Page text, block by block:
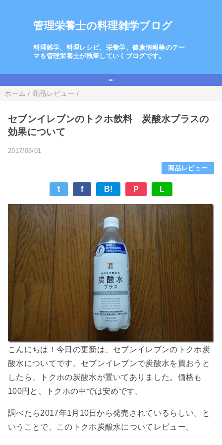
管理栄養士の料理雑学ブログ
料理雑学、料理レシピ、栄養学、健康情報等のテー
マを管理栄養士が執筆していくブログです。
=
ホーム / 商品レビュー /
セブンイレブンのトクホ飲料 炭酸水プラスの
効果について
2017/08/01
商品レビュー
t f B! P L
こんにちは！今日の更新は、セブンイレブンのトクホ炭
酸水についてです。セブンイレブンで炭酸水を買おうと
したら、トクホの炭酸水が置いてありました。価格も
100円と、トクホの中では安めです。
調べたら2017年1月10日から発売されているらしい。と
いうことで、このトクホ炭酸水についてレビュー。